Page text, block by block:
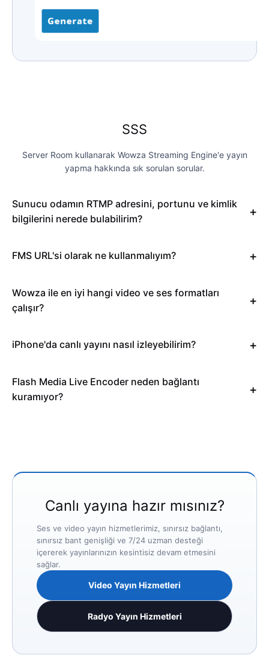
SSS
Server Room kullanarak Wowza Streaming Engine'e yayın
yapma hakkında sık sorulan sorular.
Sunucu odamın RTMP adresini, portunu ve kimlik
bilgilerini nerede bulabilirim?
FMS URL'si olarak ne kullanmalıyım?
Wowza ile en iyi hangi video ve ses formatları
çalışır?
iPhone'da canlı yayını nasıl izleyebilirim?
Flash Media Live Encoder neden bağlantı
kuramıyor?
Canlı yayına hazır mısınız?
Ses ve video yayın hizmetlerimiz, sınırsız bağlantı,
sınırsız bant genişliği ve 7/24 uzman desteği
içererek yayınlarınızın kesintisiz devam etmesini
sağlar.
Video Yayın Hizmetleri
Radyo Yayın Hizmetleri